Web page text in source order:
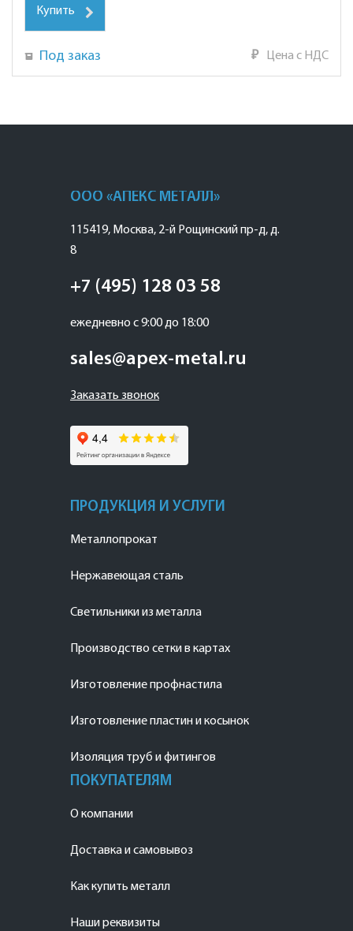
Купить
Под заказ ₽ Цена с НДС
ООО «АПЕКС МЕТАЛЛ»
115419, Москва, 2-й Рощинский пр-д, д.
8
+7 (495) 128 03 58
ежедневно с 9:00 до 18:00
sales@apex-metal.ru
Заказать звонок
ПРОДУКЦИЯ И УСЛУГИ
Металлопрокат
Нержавеющая сталь
Светильники из металла
Производство сетки в картах
Изготовление профнастила
Изготовление пластин и косынок
Изоляция труб и фитингов
ПОКУПАТЕЛЯМ
О компании
Доставка и самовывоз
Как купить металл
Наши реквизиты